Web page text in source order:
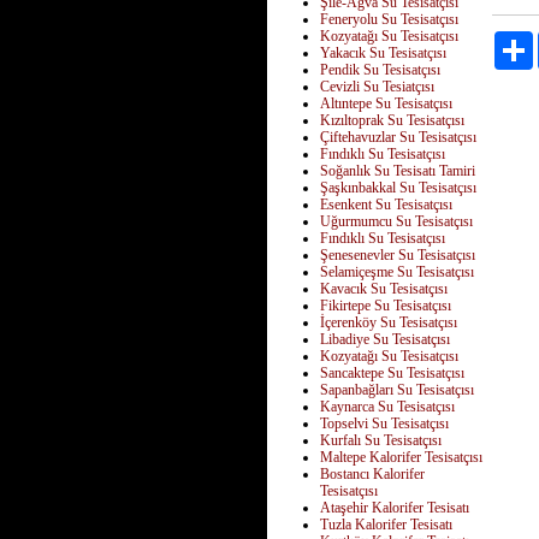
Feneryolu Su Tesisatçısı
Kozyatağı Su Tesisatçısı
Yakacık Su Tesisatçısı
Pendik Su Tesisatçısı
Cevizli Su Tesiatçısı
Altıntepe Su Tesisatçısı
Kızıltoprak Su Tesisatçısı
Çiftehavuzlar Su Tesisatçısı
Fındıklı Su Tesisatçısı
Soğanlık Su Tesisatı Tamiri
Şaşkınbakkal Su Tesisatçısı
Esenkent Su Tesisatçısı
Uğurmumcu Su Tesisatçısı
Fındıklı Su Tesisatçısı
Şenesenevler Su Tesisatçısı
Selamiçeşme Su Tesisatçısı
Kavacık Su Tesisatçısı
Fikirtepe Su Tesisatçısı
İçerenköy Su Tesisatçısı
Libadiye Su Tesisatçısı
Kozyatağı Su Tesisatçısı
Sancaktepe Su Tesisatçısı
Sapanbağları Su Tesisatçısı
Kaynarca Su Tesisatçısı
Topselvi Su Tesisatçısı
Kurfalı Su Tesisatçısı
Maltepe Kalorifer Tesisatçısı
Bostancı Kalorifer
Tesisatçısı
Ataşehir Kalorifer Tesisatı
Tuzla Kalorifer Tesisatı